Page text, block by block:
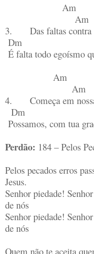
Am
3. Das faltas contra a
Dm
É falta todo egoísmo
Am
4. Começa em nossa
Dm
Possamos, com tua
Perdão: 184 – Pelos
Pelos pecados erros
Jesus.
Senhor piedade!
de nós
Senhor piedade!
de nós
Quem não te aceita